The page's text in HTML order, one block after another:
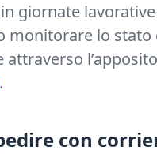
giornate
monitorare lo stato
attraverso
.
con